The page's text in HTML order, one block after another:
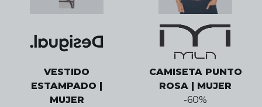
VESTIDO
ESTAMPADO |
MUJER
CAMISETA PUNTO
ROSA | MUJER
-60%